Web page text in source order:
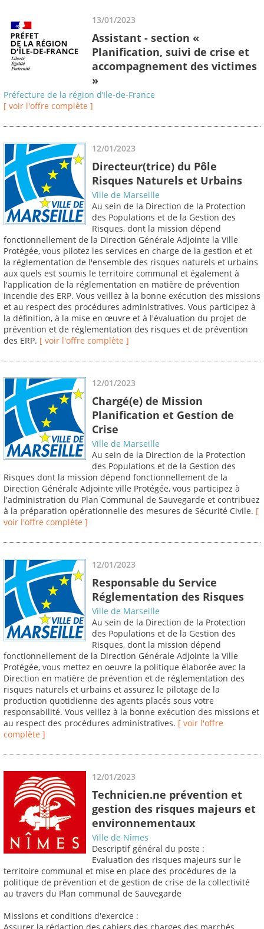
13/01/2023
Assistant - section «
Planification, suivi de crise et
accompagnement des victimes
»
Préfecture de la région d’Ile-de-France
[ voir l'offre complète ]
12/01/2023
Directeur(trice) du Pôle
Risques Naturels et Urbains
Ville de Marseille
Au sein de la Direction de la Protection
des Populations et de la Gestion des
Risques, dont la mission dépend
fonctionnellement de la Direction Générale Adjointe la Ville
Protégée, vous pilotez les services en charge de la gestion et et
la réglementation de l'ensemble des risques naturels et urbains
aux quels est soumis le territoire communal et également à
l'application de la réglementation en matière de prévention
incendie des ERP. Vous veillez à la bonne exécution des missions
et au respect des procédures administratives. Vous participez à
la définition, à la mise en œuvre et à l'évaluation du projet de
prévention et de réglementation des risques et de prévention
des ERP. [ voir l'offre complète ]
12/01/2023
Chargé(e) de Mission
Planification et Gestion de
Crise
Ville de Marseille
Au sein de la Direction de la Protection
des Populations et de la Gestion des
Risques dont la mission dépend fonctionnellement de la
Direction Générale Adjointe ville Protégée, vous participez à
l'administration du Plan Communal de Sauvegarde et contribuez
à la préparation opérationnelle des mesures de Sécurité Civile. [
voir l'offre complète ]
12/01/2023
Responsable du Service
Réglementation des Risques
Ville de Marseille
Au sein de la Direction de la Protection
des Populations et de la Gestion des
Risques, dont la mission dépend
fonctionnellement de la Direction Générale Adjointe la Ville
Protégée, vous mettez en oeuvre la politique élaborée avec la
Direction en matière de prévention et de réglementation des
risques naturels et urbains et assurez le pilotage de la
production quotidienne des agents placés sous votre
responsabilité. Vous veillez à la bonne exécution des missions et
au respect des procédures administratives. [ voir l'offre
complète ]
12/01/2023
Technicien.ne prévention et
gestion des risques majeurs et
environnementaux
Ville de Nîmes
Descriptif général du poste :
Evaluation des risques majeurs sur le
territoire communal et mise en place des procédures de la
politique de prévention et de gestion de crise de la collectivité
au travers du Plan communal de Sauvegarde
Missions et conditions d'exercice :